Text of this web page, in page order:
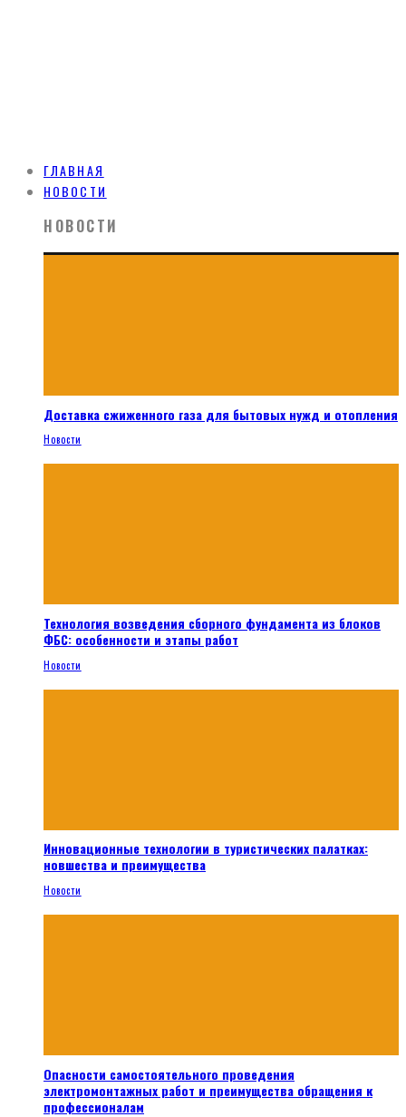
ГЛАВНАЯ
НОВОСТИ
НОВОСТИ
Доставка сжиженного газа для бытовых нужд и отопления
Новости
Технология возведения сборного фундамента из блоков
ФБС: особенности и этапы работ
Новости
Инновационные технологии в туристических палатках:
новшества и преимущества
Новости
Опасности самостоятельного проведения
электромонтажных работ и преимущества обращения к
профессионалам